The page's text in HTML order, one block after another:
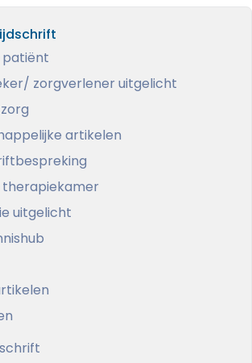
patiënt
zorgverlener uitgelicht
artikelen
therapiekamer
uitgelicht